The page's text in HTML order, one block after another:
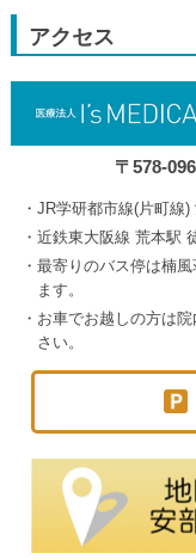
アクセス
〒578-
JR学研都市線(片町線)
近鉄東大阪線 荒本駅
最寄りのバス停は楠
ます。
お車でお越しの方は
さい。